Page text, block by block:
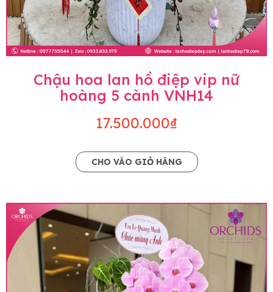
Chậu hoa lan hồ điệp vip nữ
hoàng 5 cành VNH14
17.500.000₫
CHO VÀO GIỎ HÀNG